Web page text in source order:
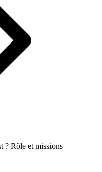
? Rôle et missions